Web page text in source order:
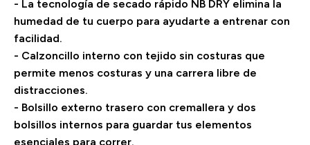
- La tecnología de secado rápido NB DRY elimina la
humedad de tu cuerpo para ayudarte a entrenar con
facilidad.
- Calzoncillo interno con tejido sin costuras que
permite menos costuras y una carrera libre de
distracciones.
- Bolsillo externo trasero con cremallera y dos
bolsillos internos para guardar tus elementos
esenciales para correr.